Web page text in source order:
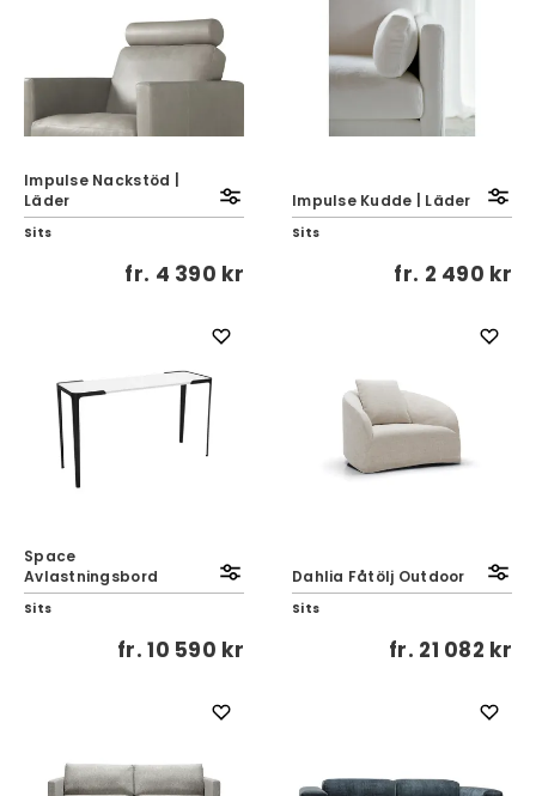
Impulse Nackstöd |
Läder
Sits
fr. 4 390 kr
Impulse Kudde | Läder
Sits
fr. 2 490 kr
Space
Avlastningsbord
Sits
fr.10 590 kr
Dahlia Fåtölj Outdoor
Sits
fr. 21 082 kr